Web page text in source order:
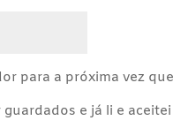
para a próxima vez
e já li e aceitei